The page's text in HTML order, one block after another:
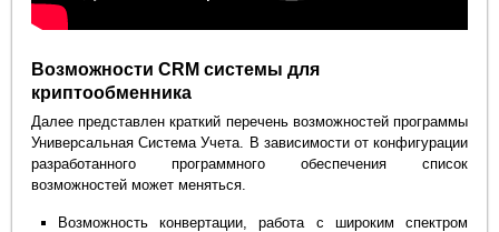
Возможности CRM системы для
криптообменника
Далее представлен краткий перечень возможностей программы
Универсальная Система Учета. В зависимости от конфигурации
разработанного программного обеспечения список
возможностей может меняться.
Возможность конвертации, работа с широким спектром